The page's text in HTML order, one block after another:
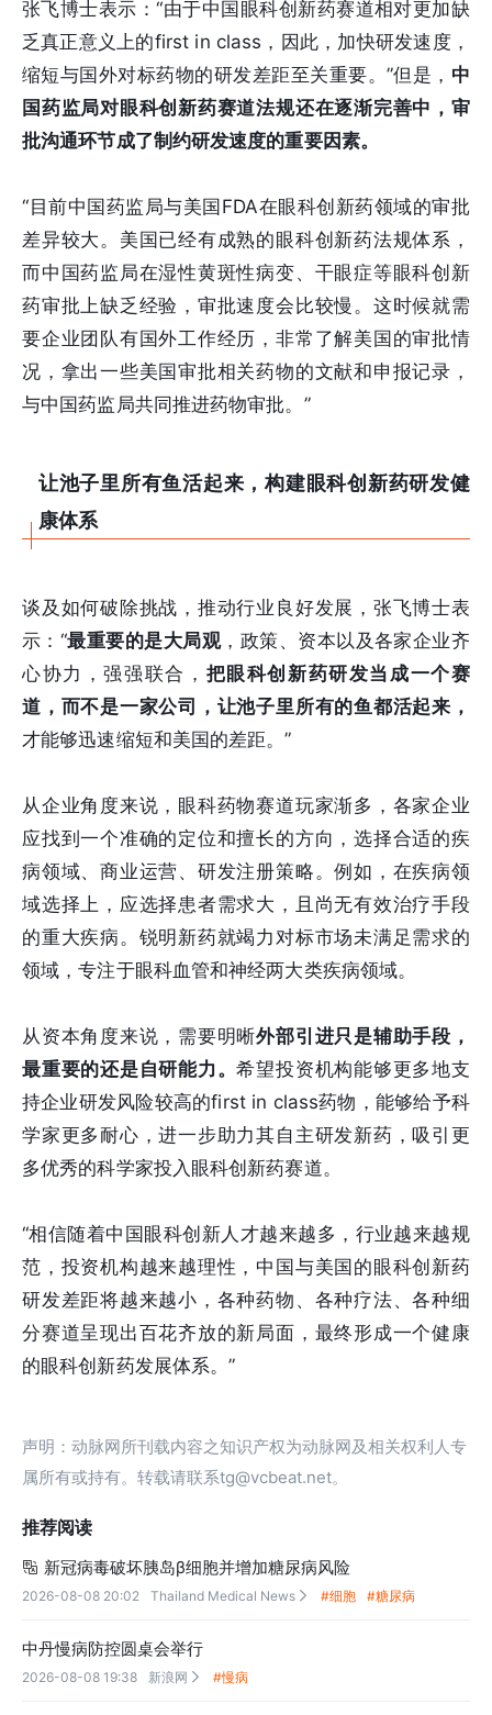
张飞博士表示：“由于中国眼科创新药赛道相对更加缺
乏真正意义上的first in class，因此，加快研发速度，
缩短与国外对标药物的研发差距至关重要。”但是， 中
国药监局对眼科创新药赛道法规还在逐渐完善中，审
批沟通环节成了制约研发速度的重要因素。
“目前中国药监局与美国FDA在眼科创新药领域的审批
差异较大。美国已经有成熟的眼科创新药法规体系，
而中国药监局在湿性黄斑性病变、干眼症等眼科创新
药审批上缺乏经验，审批速度会比较慢。这时候就需
要企业团队有国外工作经历，非常了解美国的审批情
况，拿出一些美国审批相关药物的文献和申报记录，
与中国药监局共同推进药物审批。”
让池子里所有鱼活起来，构建眼科创新药研发健
康体系
谈及如何破除挑战，推动行业良好发展，张飞博士表
示：“最重要的是大局观，政策、资本以及各家企业齐
心协力，强强联合， 把眼科创新药研发当成一个赛
道，而不是一家公司，让池子里所有的鱼都活起来，
才能够迅速缩短和美国的差距。”
从企业角度来说，眼科药物赛道玩家渐多，各家企业
应找到一个准确的定位和擅长的方向，选择合适的疾
病领域、商业运营、研发注册策略。例如，在疾病领
域选择上，应选择患者需求大，且尚无有效治疗手段
的重大疾病。锐明新药就竭力对标市场未满足需求的
领域，专注于眼科血管和神经两大类疾病领域。
从资本角度来说，需要明晰外部引进只是辅助手段，
最重要的还是自研能力。希望投资机构能够更多地支
持企业研发风险较高的first in class药物，能够给予科
学家更多耐心，进一步助力其自主研发新药，吸引更
多优秀的科学家投入眼科创新药赛道。
“相信随着中国眼科创新人才越来越多，行业越来越规
范，投资机构越来越理性，中国与美国的眼科创新药
研发差距将越来越小，各种药物、各种疗法、各种细
分赛道呈现出百花齐放的新局面，最终形成一个健康
的眼科创新药发展体系。”
声明：动脉网所刊载内容之知识产权为动脉网及相关权利人专
属所有或持有。转载请联系tg@vcbeat.net。
推荐阅读
 新冠病毒破坏胰岛β细胞并增加糖尿病风险
2026-08-08 20:02 Thailand Medical News  #细胞 #糖尿病
中丹慢病防控圆桌会举行
2026-08-08 19:38 新浪网  #慢病